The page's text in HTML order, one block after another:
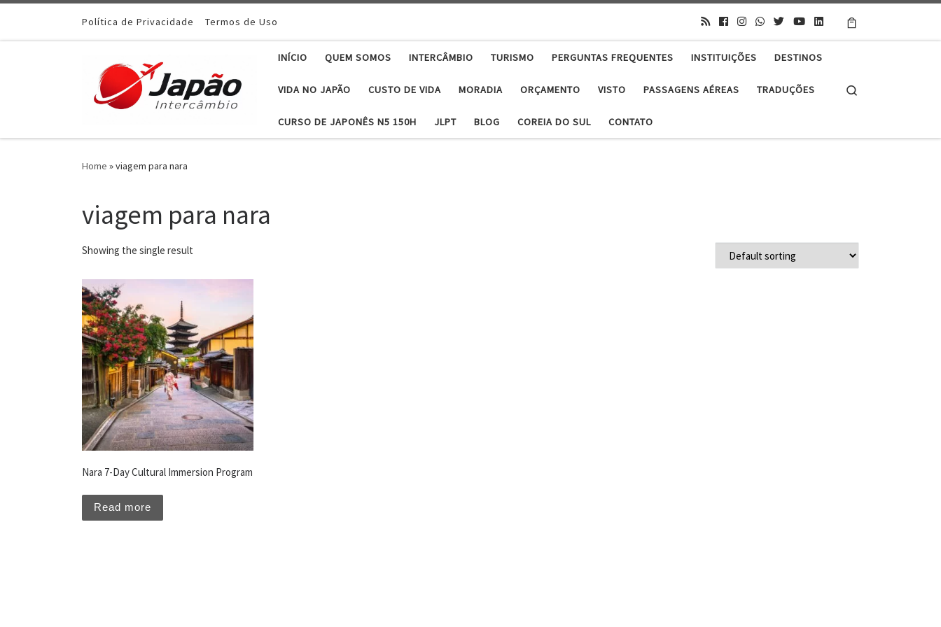
Política de Privacidade Termos de Uso
INÍCIO QUEM SOMOS INTERCÂMBIO TURISMO PERGUNTAS FREQUENTES INSTITUIÇÕES DESTINOS
VIDA NO JAPÃO CUSTO DE VIDA MORADIA ORÇAMENTO VISTO PASSAGENS AÉREAS TRADUÇÕES
CURSO DE JAPONÊS N5 150H JLPT BLOG COREIA DO SUL CONTATO
Home »viagem para nara
viagem para nara
Showing the single result
Nara 7-Day Cultural Immersion Program
Read more